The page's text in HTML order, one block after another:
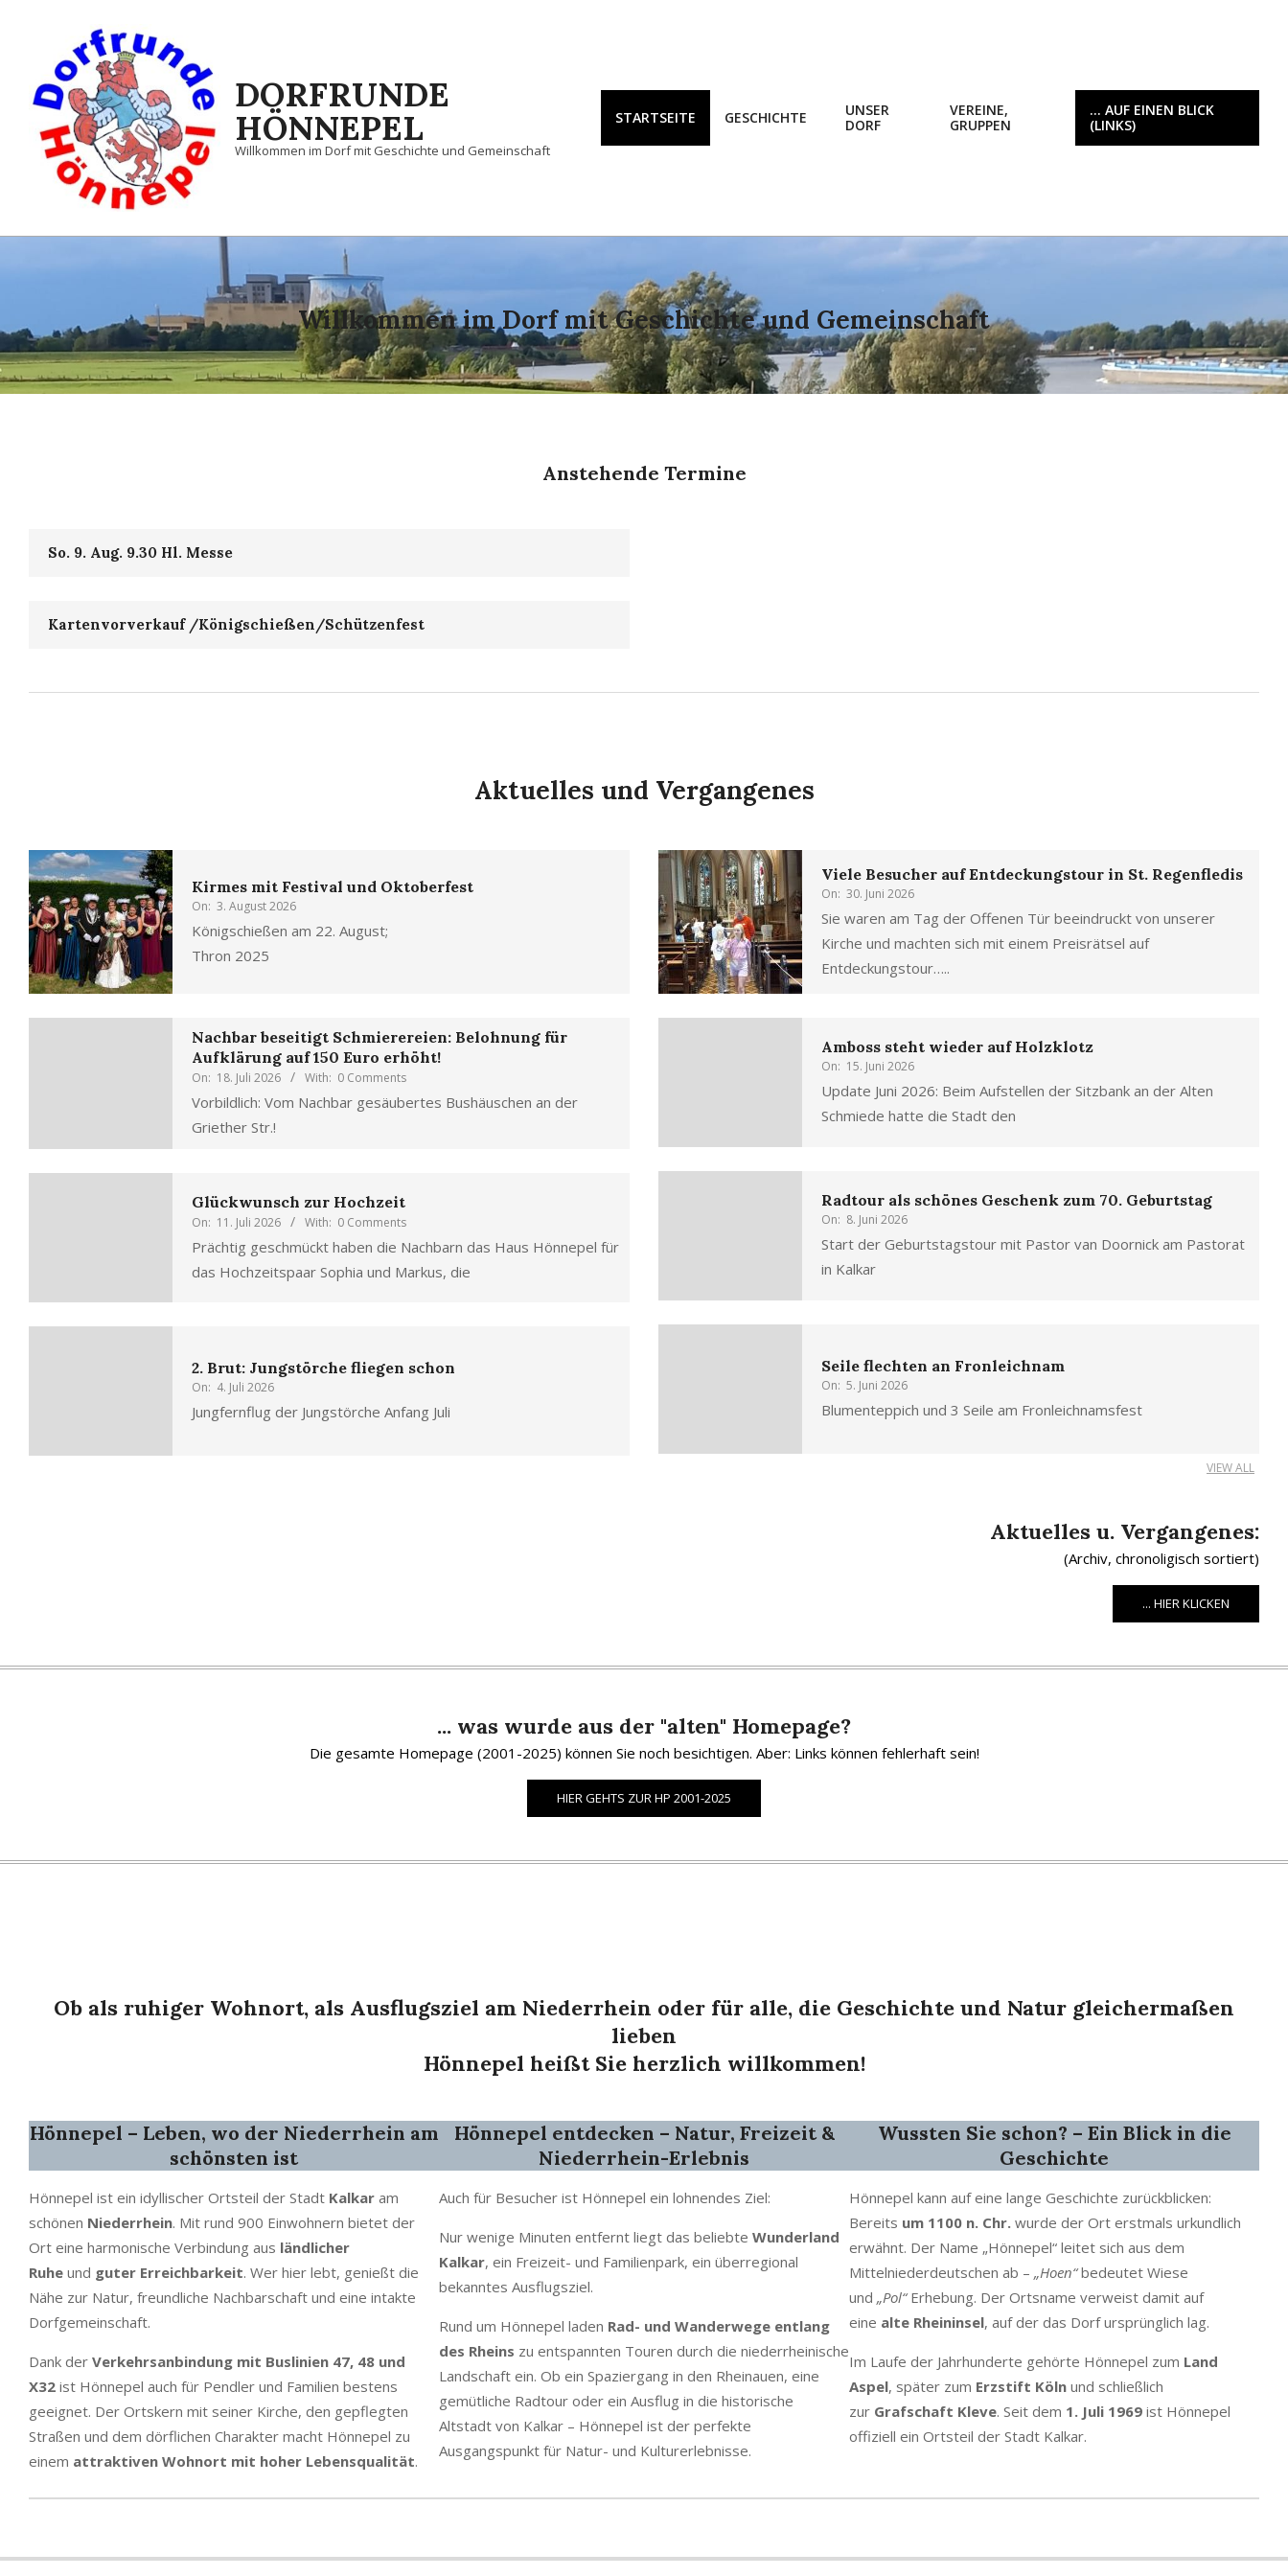
DORFRUNDE
HÖNNEPEL
Willkommen im Dorf mit Geschichte und Gemeinschaft
STARTSEITE GESCHICHTE
UNSER
DORF
VEREINE,
GRUPPEN
… AUF EINEN BLICK
(LINKS)
Willkommen im Dorf mit Geschichte und Gemeinschaft
Anstehende Termine
So. 9. Aug. 9.30 Hl. Messe
Kartenvorverkauf /Königschießen/Schützenfest
Aktuelles und Vergangenes
Kirmes mit Festival und Oktoberfest
On: 3. August 2026
Königschießen am 22. August;
Thron 2025
Nachbar beseitigt Schmierereien: Belohnung für
Aufklärung auf 150 Euro erhöht!
On: 18. Juli 2026 With: 0 Comments
Vorbildlich: Vom Nachbar gesäubertes Bushäuschen an der
Griether Str.!
Glückwunsch zur Hochzeit
On: 11. Juli 2026 With: 0 Comments
Prächtig geschmückt haben die Nachbarn das Haus Hönnepel für
das Hochzeitspaar Sophia und Markus, die
2. Brut: Jungstörche fliegen schon
On: 4. Juli 2026
Jungfernflug der Jungstörche Anfang Juli
Viele Besucher auf Entdeckungstour in St. Regenfledis
On: 30. Juni 2026
Sie waren am Tag der Offenen Tür beeindruckt von unserer
Kirche und machten sich mit einem Preisrätsel auf
Entdeckungstour…..
Amboss steht wieder auf Holzklotz
On: 15. Juni 2026
Update Juni 2026: Beim Aufstellen der Sitzbank an der Alten
Schmiede hatte die Stadt den
Radtour als schönes Geschenk zum 70. Geburtstag
On: 8. Juni 2026
Start der Geburtstagstour mit Pastor van Doornick am Pastorat
in Kalkar
Seile flechten an Fronleichnam
On: 5. Juni 2026
Blumenteppich und 3 Seile am Fronleichnamsfest
VIEW ALL
Aktuelles u. Vergangenes:
(Archiv, chronoligisch sortiert)
... HIER KLICKEN
... was wurde aus der "alten" Homepage?
Die gesamte Homepage (2001-2025) können Sie noch besichtigen. Aber: Links können fehlerhaft sein!
HIER GEHTS ZUR HP 2001-2025
Ob als ruhiger Wohnort, als Ausflugsziel am Niederrhein oder für alle, die Geschichte und Natur gleichermaßen
lieben
Hönnepel heißt Sie herzlich willkommen!
Hönnepel – Leben, wo der Niederrhein am
schönsten ist
Hönnepel ist ein idyllischer Ortsteil der Stadt Kalkar am
schönen Niederrhein. Mit rund 900 Einwohnern bietet der
Ort eine harmonische Verbindung aus ländlicher
Ruhe und guter Erreichbarkeit. Wer hier lebt, genießt die
Nähe zur Natur, freundliche Nachbarschaft und eine intakte
Dorfgemeinschaft.
Dank der Verkehrsanbindung mit Buslinien 47, 48 und
X32 ist Hönnepel auch für Pendler und Familien bestens
geeignet. Der Ortskern mit seiner Kirche, den gepflegten
Straßen und dem dörflichen Charakter macht Hönnepel zu
einem attraktiven Wohnort mit hoher Lebensqualität.
Hönnepel entdecken – Natur, Freizeit &
Niederrhein-Erlebnis
Auch für Besucher ist Hönnepel ein lohnendes Ziel:
Nur wenige Minuten entfernt liegt das beliebte Wunderland
Kalkar, ein Freizeit- und Familienpark, ein überregional
bekanntes Ausflugsziel.
Rund um Hönnepel laden Rad- und Wanderwege entlang
des Rheins zu entspannten Touren durch die niederrheinische
Landschaft ein. Ob ein Spaziergang in den Rheinauen, eine
gemütliche Radtour oder ein Ausflug in die historische
Altstadt von Kalkar – Hönnepel ist der perfekte
Ausgangspunkt für Natur- und Kulturerlebnisse.
Wussten Sie schon? – Ein Blick in die
Geschichte
Hönnepel kann auf eine lange Geschichte zurückblicken:
Bereits um 1100 n. Chr. wurde der Ort erstmals urkundlich
erwähnt. Der Name „Hönnepel“ leitet sich aus dem
Mittelniederdeutschen ab – „Hoen“bedeutet Wiese
und „Pol“Erhebung. Der Ortsname verweist damit auf
eine alte Rheininsel, auf der das Dorf ursprünglich lag.
Im Laufe der Jahrhunderte gehörte Hönnepel zum Land
Aspel, später zum Erzstift Köln und schließlich
zur Grafschaft Kleve. Seit dem 1. Juli 1969 ist Hönnepel
offiziell ein Ortsteil der Stadt Kalkar.